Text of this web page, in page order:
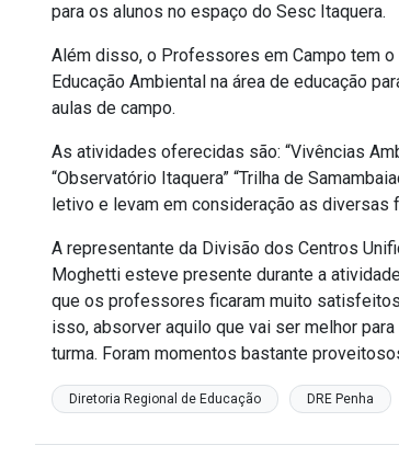
para os alunos no espaço do Sesc Itaquera.
Além disso, o Professores em Campo tem
Educação Ambiental na área de educação
aulas de campo.
As atividades oferecidas são: “Vivências
“Observatório Itaquera” “Trilha de
letivo e levam em consideração as diversas
A representante da Divisão dos Centros
Moghetti esteve presente durante a
que os professores ficaram muito
isso, absorver aquilo que vai ser melhor
turma. Foram momentos bastante
Diretoria Regional de Educação DRE Penha